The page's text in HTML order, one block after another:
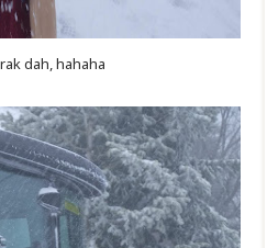
dah, hahaha